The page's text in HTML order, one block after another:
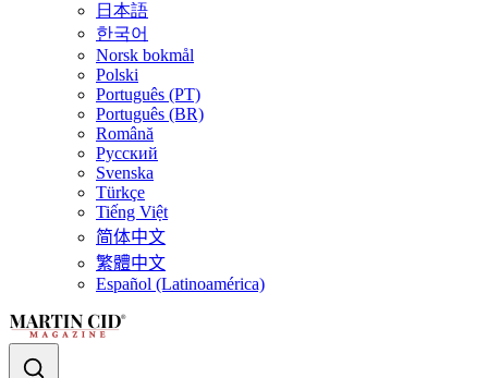
日本語
한국어
Norsk bokmål
Polski
Português (PT)
Português (BR)
Română
Русский
Svenska
Türkçe
Tiếng Việt
简体中文
繁體中文
Español (Latinoamérica)